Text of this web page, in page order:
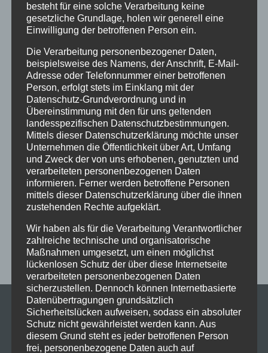
SCHLAGWÖRTER
Charity
cool Corona Coronavirus
Dance
dancing
Deine Tanzschule Einsteigerkurs
Event
Ferien
Ferienprogramm Fitness
Fitnessprogramm
Fortgeschrittene
Gesellschaftstanz
Immenstadt
im Schloss
Jive Jugendliche online
Paartanz
Schaut hin!
Schloss Immenstadt
Silvester
Sommerferien
Streetdance tanzen
Tanzen lernen
Tanzkurs
Tanzpause Tanzschule
Tanzschulfamilie
Workshop tanzen
Zumba Zumba Kurs Übungsabend
besteht für eine solche Verarbeitung keine
gesetzliche Grundlage, holen wir generell eine
Einwilligung der betroffenen Person ein.
Die Verarbeitung personenbezogener Daten,
beispielsweise des Namens, der Anschrift, E-Mail-
Adresse oder Telefonnummer einer betroffenen
Person, erfolgt stets im Einklang mit der
Datenschutz-Grundverordnung und in
Übereinstimmung mit den für uns geltenden
landesspezifischen Datenschutzbestimmungen.
Mittels dieser Datenschutzerklärung möchte unser
Unternehmen die Öffentlichkeit über Art, Umfang
und Zweck der von uns erhobenen, genutzten und
verarbeiteten personenbezogenen Daten
informieren. Ferner werden betroffene Personen
mittels dieser Datenschutzerklärung über die ihnen
zustehenden Rechte aufgeklärt.
Wir haben als für die Verarbeitung Verantwortlicher
zahlreiche technische und organisatorische
Maßnahmen umgesetzt, um einen möglichst
lückenlosen Schutz der über diese Internetseite
verarbeiteten personenbezogenen Daten
sicherzustellen. Dennoch können Internetbasierte
Datenübertragungen grundsätzlich
Sicherheitslücken aufweisen, sodass ein absoluter
Schutz nicht gewährleistet werden kann. Aus
diesem Grund steht es jeder betroffenen Person
frei, personenbezogene Daten auch auf